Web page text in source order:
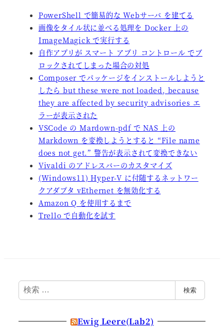
PowerShell で簡易的な Webサーバ を建てる
画像をタイル状に並べる処理を Docker 上の
ImageMagick で実行する
自作アプリが スマート アプリ コントロール でブ
ロックされてしまった場合の対処
Composer でパッケージをインストールしようと
したら but these were not loaded, because
they are affected by security advisories エ
ラーが表示された
VSCode の Mardown-pdf で NAS 上の
Markdown を変換しようとすると “File name
does not get.” 警告が表示されて変換できない
Vivaldi のアドレスバーのカスタマイズ
(Windows11) Hyper-V に付随するネットワー
クアダプタ vEthernet を無効化する
Amazon Q を使用するまで
Trello で自動化を試す
検
索
検索
Ewig Leere(Lab2)